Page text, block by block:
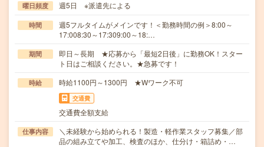
曜日頻度 週5日 ※派遣先による
時間
週5フルタイムがメインです！＜勤務時間の例＞8:00～
17:008:30～17:309:00～18:…
期間
即日～長期 ★応募から「最短2日後」に勤務OK！スター
ト日はご相談ください。★急募です！
時給 時給1100円～1300円 ★Wワーク不可
交通費
交通費全額支給
仕事内容
＼未経験から始められる！製造・軽作業スタッフ募集／部
品の組み立てや加工、検査のほか、仕分け・箱詰め・…